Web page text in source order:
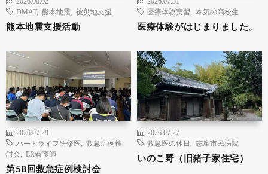
DMAT, 熊本地震 被災地支援
熊本地震支援活動
医療体験実習
本気の高校生
医療体験がはじまりました。
2026.07.29
ハートライフ研修医
救急症例検
討会
ER看護師
第58回救急症例検討会
2026.07.27
救急医の休日
志摩市民病院
いのこ野（旧猪子家住宅）